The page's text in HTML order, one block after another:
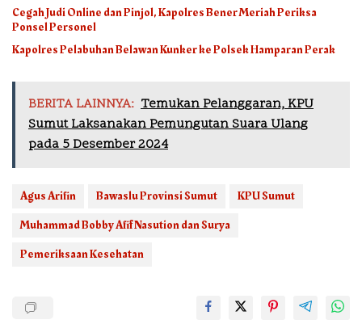
Cegah Judi Online dan Pinjol, Kapolres Bener Meriah Periksa
Ponsel Personel
Kapolres Pelabuhan Belawan Kunker ke Polsek Hamparan Perak
BERITA LAINNYA: Temukan Pelanggaran, KPU
Sumut Laksanakan Pemungutan Suara Ulang
pada 5 Desember 2024
Agus Arifin Bawaslu Provinsi Sumut
KPU Sumut
Muhammad Bobby Afif Nasution dan Surya
Pemeriksaan Kesehatan